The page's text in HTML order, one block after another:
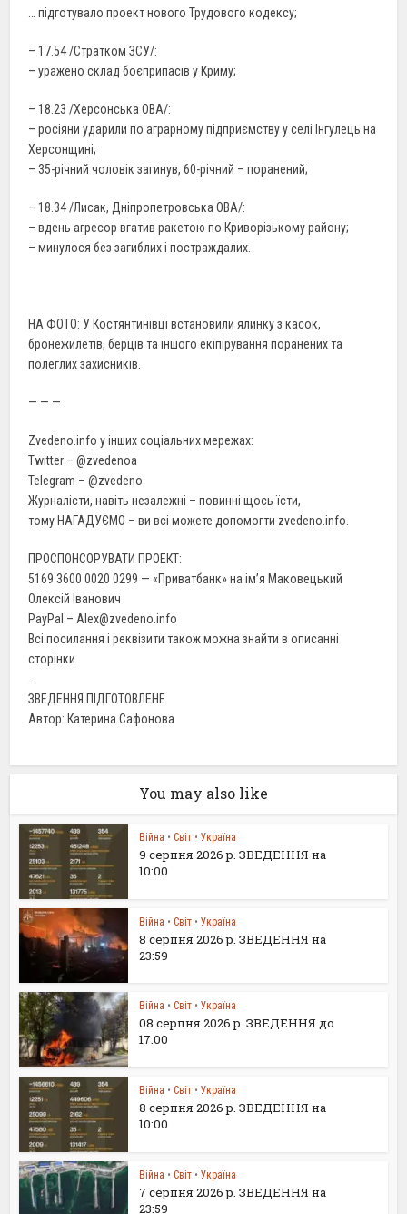
… підготувало проект нового Трудового кодексу;
– 17.54 /Стратком ЗСУ/:
– уражено склад боєприпасів у Криму;
– 18.23 /Херсонська ОВА/:
– росіяни ударили по аграрному підприємству у селі Інгулець на
Херсонщині;
– 35-річний чоловік загинув, 60-річний – поранений;
– 18.34 /Лисак, Дніпропетровська ОВА/:
– вдень агресор вгатив ракетою по Криворізькому району;
– минулося без загиблих і постраждалих.
НА ФОТО: У Костянтинівці встановили ялинку з касок,
бронежилетів, берців та іншого екіпірування поранених та
полеглих захисників.
— — —
Zvedeno.info у інших соціальних мережах:
Twitter – @zvedenoа
Telegram – @zvedeno
Журналісти, навіть незалежні – повинні щось їсти,
тому НАГАДУЄМО – ви всі можете допомогти zvedeno.info.
ПРОСПОНСОРУВАТИ ПРОЕКТ:
5169 3600 0020 0299 — «Приватбанк» на ім’я Маковецький
Олексій Іванович
PayPal – Alex@zvedeno.info
Всі посилання і реквізити також можна знайти в описанні
сторінки
ЗВЕДЕННЯ ПІДГОТОВЛЕНЕ
Автор: Катерина Сафонова
You may also like
Війна • Світ • Україна
9 серпня 2026 р. ЗВЕДЕННЯ на
10:00
Війна • Світ • Україна
8 серпня 2026 р. ЗВЕДЕННЯ на
23:59
Війна • Світ • Україна
08 серпня 2026 р. ЗВЕДЕННЯ до
17.00
Війна • Світ • Україна
8 серпня 2026 р. ЗВЕДЕННЯ на
10:00
Війна • Світ • Україна
7 серпня 2026 р. ЗВЕДЕННЯ на
23:59